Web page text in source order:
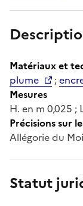
Matériaux et
plume
;
Mesures
H. en m 0,025 ;
Précisions sur
Allégorie du
Statut